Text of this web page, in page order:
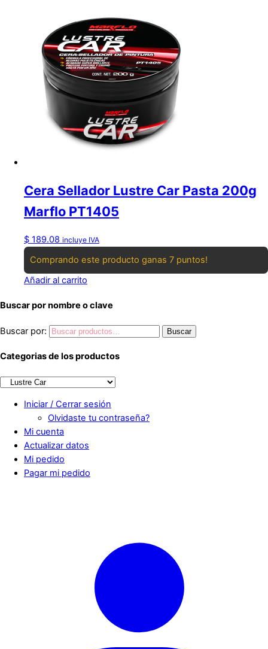
Cera Sellador Lustre Car Pasta 200g
Marflo PT1405
$ 189.08 incluye IVA
Comprando este producto ganas 7 puntos!
Añadir al carrito
Buscar por nombre o clave
Buscar por: Buscar
Categorias de los productos
Iniciar / Cerrar sesión
Olvidaste tu contraseña?
Mi cuenta
Actualizar datos
Mi pedido
Pagar mi pedido